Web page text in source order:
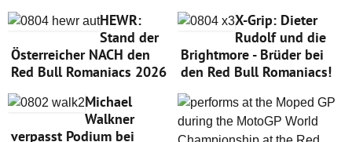
HEWR:
Stand der
Österreicher NACH den
Red Bull Romaniacs 2026
X-Grip: Dieter
Rudolf und die
Brightmore - Brüder bei
den Red Bull Romaniacs!
Michael
Walkner
verpasst Podium bei